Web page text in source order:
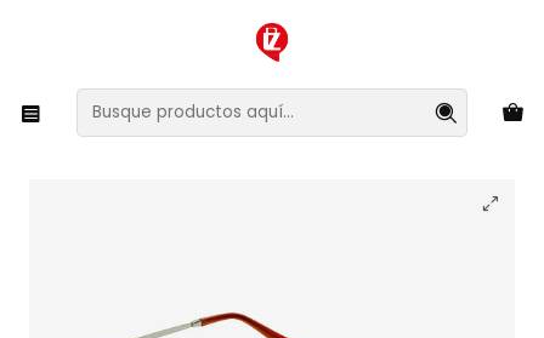
XMAS SALE ¡Compra antes de que la oferta termine!
Lentes y Accesorios Lentes de Sol
Lentes de Sol Polarizado Hawkers Shadow HSHA22DEMP